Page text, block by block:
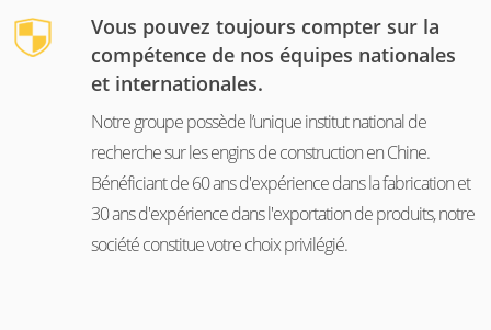
Vous pouvez toujours compter sur la
compétence de nos équipes nationales
et internationales.
Notre groupe possède l’unique institut national de
recherche sur les engins de construction en Chine.
Bénéficiant de 60 ans d'expérience dans la fabrication et
30 ans d'expérience dans l'exportation de produits, notre
société constitue votre choix privilégié.